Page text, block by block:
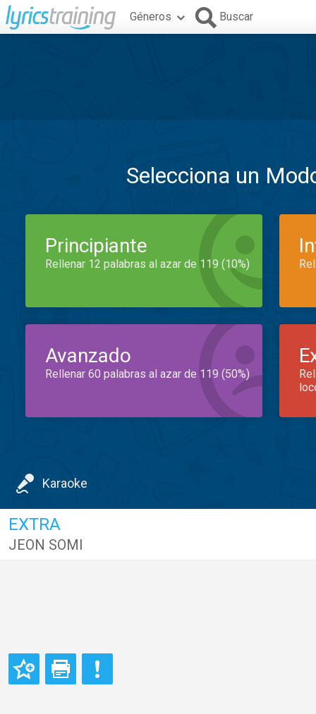
Géneros Buscar
Selecciona un
Principiante
Rellenar 12 palabras al azar de 119 (10%)
Avanzado
Rellenar 60 palabras al azar de 119 (50%)
Karaoke
EXTRA
JEON SOMI